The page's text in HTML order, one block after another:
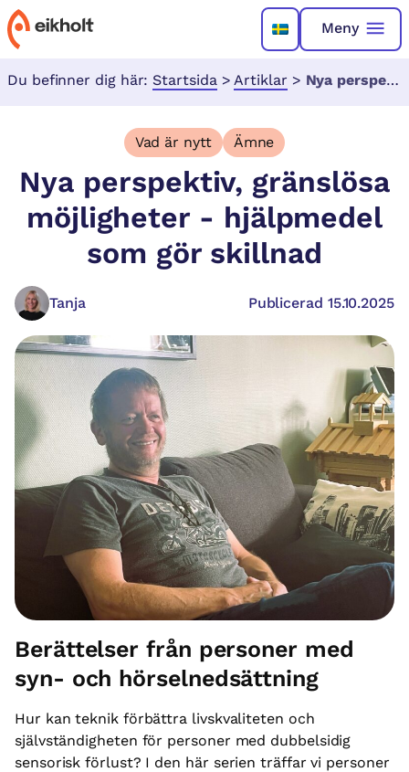
Meny
Du befinner dig här: Startsida > Artiklar > Nya perspektiv, gränslösa möjligheter - hjälpmedel som gör skillnad
Vad är nytt Ämne
Nya perspektiv, gränslösa
möjligheter - hjälpmedel
som gör skillnad
Tanja Publicerad 15.10.2025
Berättelser från personer med
syn- och hörselnedsättning
Hur kan teknik förbättra livskvaliteten och
självständigheten för personer med dubbelsidig
sensorisk förlust? I den här serien träffar vi personer